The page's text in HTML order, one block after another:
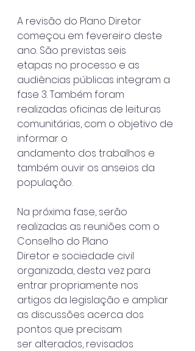
A revisão do Plano Diretor
começou em fevereiro deste
ano. São previstas seis
etapas no processo e as
audiências públicas integram a
fase 3. Também foram
realizadas oficinas de leituras
comunitárias, com o objetivo de
informar o
andamento dos trabalhos e
também ouvir os anseios da
população.
Na próxima fase, serão
realizadas as reuniões com o
Conselho do Plano
Diretor e sociedade civil
organizada, desta vez para
entrar propriamente nos
artigos da legislação e ampliar
as discussões acerca dos
pontos que precisam
ser alterados, revisados